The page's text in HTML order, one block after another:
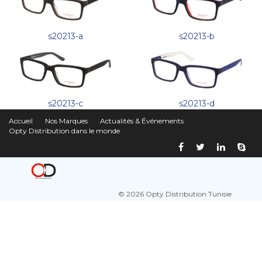
s20213-a s20213-b
s20213-c s20213-d
Accueil Nos Marques
Actualités & Événements
Opty Distribution dans le monde
© 2026 Opty Distribution Tunisie